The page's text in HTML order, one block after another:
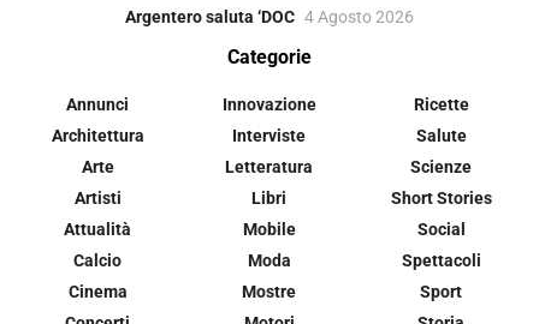
Argentero saluta ‘DOC 4 Agosto 2026
Categorie
Annunci
Architettura
Arte
Artisti
Attualità
Calcio
Cinema
Innovazione
Interviste
Letteratura
Libri
Mobile
Moda
Mostre
Ricette
Salute
Scienze
Short Stories
Social
Spettacoli
Sport